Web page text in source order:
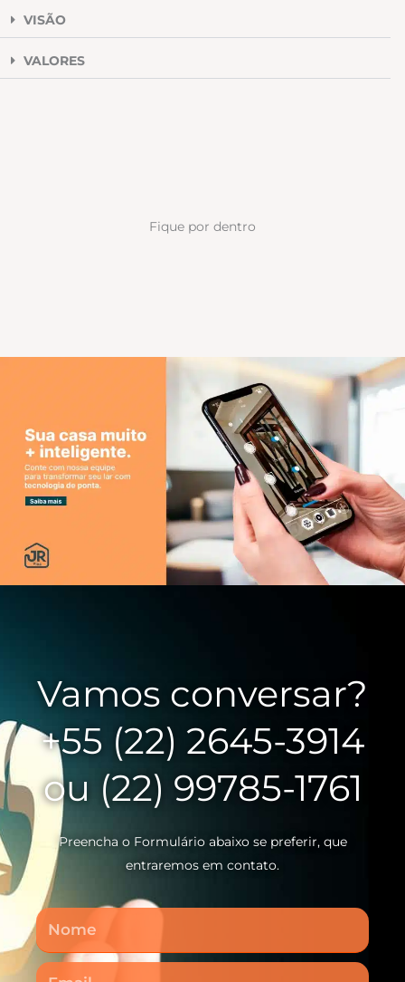
VISÃO
VALORES
Fique por dentro
Vamos conversar?
+55 (22) 2645-3914
ou (22) 99785-1761
Preencha o Formulário abaixo se preferir, que
entraremos em contato.
Nome
Email